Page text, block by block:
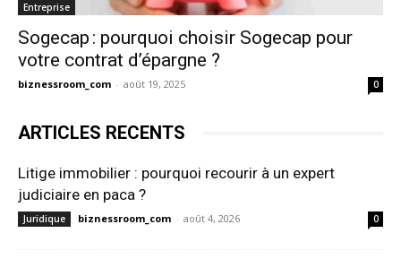
Entreprise
Sogecap : pourquoi choisir Sogecap pour
votre contrat d’épargne ?
biznessroom_com - août 19, 2025 0
ARTICLES RECENTS
Litige immobilier : pourquoi recourir à un expert
judiciaire en paca ?
Juridique biznessroom_com - août 4, 2026 0